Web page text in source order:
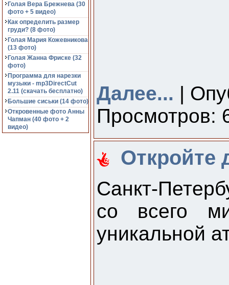
Голая Вера Брежнева (30
фото + 5 видео)
Как определить размер
груди? (8 фото)
Голая Мария Кожевникова
(13 фото)
Голая Жанна Фриске (32
фото)
Программа для нарезки
музыки - mp3DirectCut
2.11 (cкачать бесплатно)
Большие сиськи (14 фото)
Откровенные фото Анны
Чапман (40 фото + 2
видео)
Далее... |
Просмотров:
Откройте
Санкт-
со всего
уникальной